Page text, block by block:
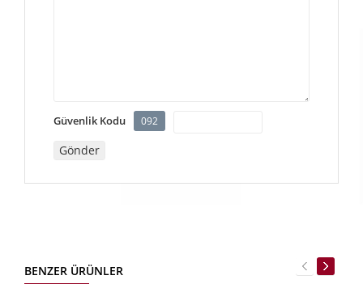
Güvenlik Kodu 092
BENZER ÜRÜNLER